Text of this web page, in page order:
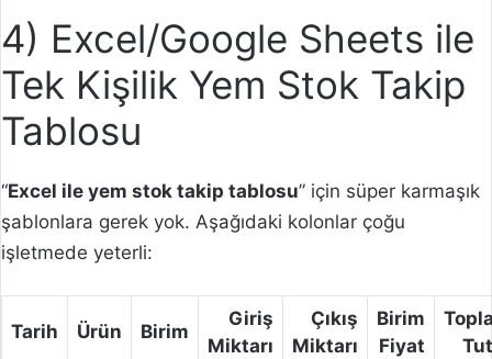
4) Excel/Google Sheets ile
Tek Kişilik Yem Stok Takip
Tablosu
“Excel ile yem stok takip tablosu” için süper karmaşık
şablonlara gerek yok. Aşağıdaki kolonlar çoğu
işletmede yeterli:
Tarih Ürün Birim
Giriş
Miktarı
Çıkış
Miktarı
Birim
Fiyat